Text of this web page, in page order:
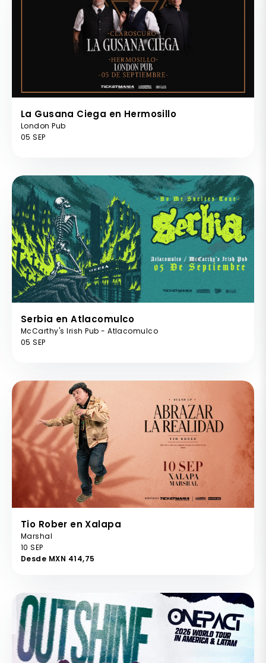
La Gusana Ciega en Hermosillo
London Pub
05 SEP
Serbia en Atlacomulco
McCarthy's Irish Pub - Atlacomulco
05 SEP
Tio Rober en Xalapa
Marshal
10 SEP
Desde MXN 414,75